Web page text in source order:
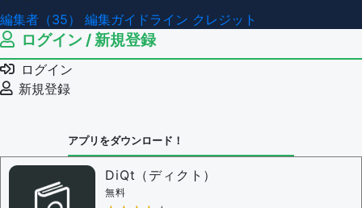
編集者（35） 編集ガイドライン クレジット
ログイン / 新規登録
ログイン
新規登録
アプリをダウンロード！
DiQt（ディクト）
無料